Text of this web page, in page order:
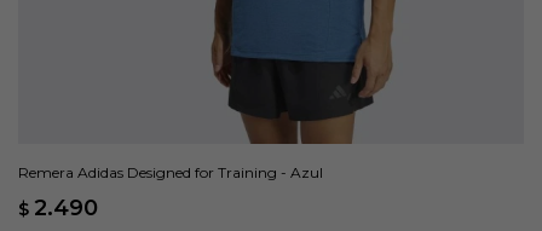
Remera Adidas Designed for Training - Azul
$ 2.490